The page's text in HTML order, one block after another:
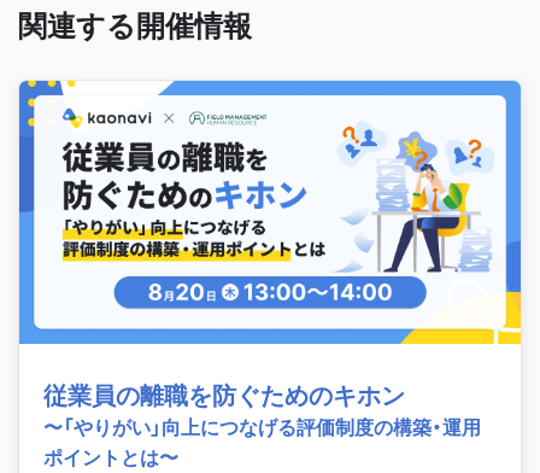
関連する開催情報
従業員の離職を防ぐためのキホン
〜「やりがい」向上につなげる評価制度の構築・運用
ポイントとは〜